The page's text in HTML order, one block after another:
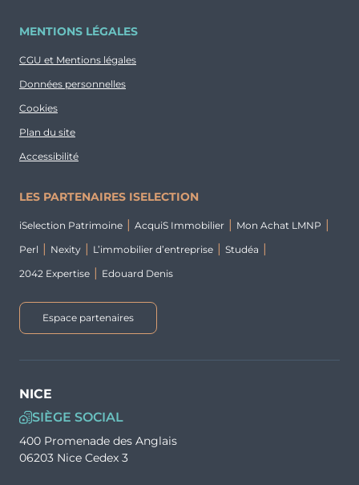
MENTIONS LÉGALES
CGU et Mentions légales
Données personnelles
Cookies
Plan du site
Accessibilité
LES PARTENAIRES ISELECTION
iSelection Patrimoine AcquiS Immobilier
Mon Achat LMNP
Perl
Nexity L’immobilier d’entreprise
Studéa
2042 Expertise
Edouard Denis
Espace partenaires
NICE
SIÈGE SOCIAL
400 Promenade des Anglais
06203 Nice Cedex 3